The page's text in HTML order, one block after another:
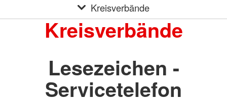
Kreisverbände
Kreisverbände
Lesezeichen -
Servicetelefon